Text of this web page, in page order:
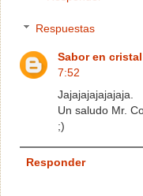
Respuestas
Sabor en cristal
7:52
Jajajajajajajaja.
Un saludo Mr.
;)
Responder